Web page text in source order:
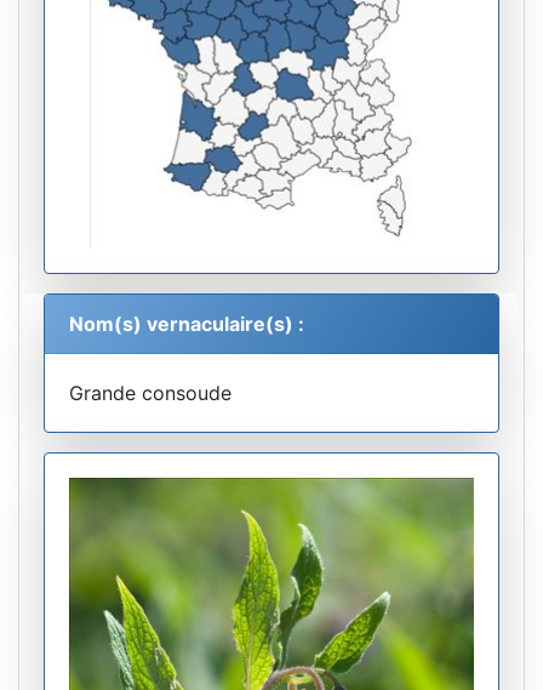
Nom(s) vernaculaire(s) :
Grande consoude